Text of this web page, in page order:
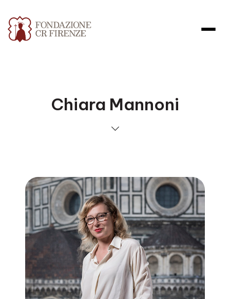
Chiara Mannoni